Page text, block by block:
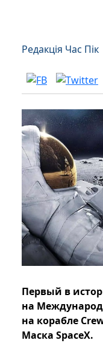
Редакція Час Пік
Первый в
на
на корабле
Маска SpaceX.